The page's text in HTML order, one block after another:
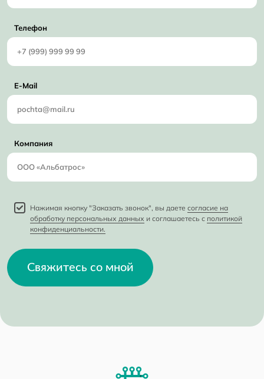
Телефон
E-Mail
Компания
Нажимая кнопку "Заказать звонок", вы даете согласие на
обработку персональных данных и соглашаетесь с политикой
конфиденциальности.
Свяжитесь со мной